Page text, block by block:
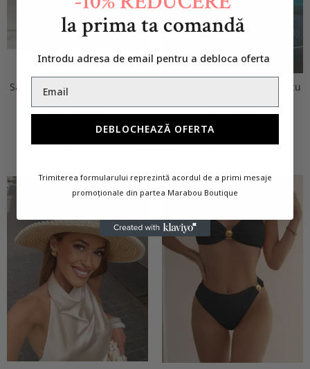
Sapca Neagra Handmade din
Lana cu cristale
249,00 RON
129,00 RON
7 Review-uri
Palarie Neagra Handmade cu
399,00 RON
229,00 RON
4 Review-uri
-59%
la prima ta comandă
Introdu adresa de email pentru a debloca oferta
DEBLOCHEAZĂ OFERTA
Trimiterea formularului reprezintă acordul de a primi mesaje
promoționale din partea Marabou Boutique